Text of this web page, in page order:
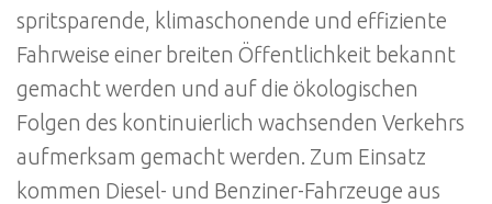
spritsparende, klimaschonende und effiziente
Fahrweise einer breiten Öffentlichkeit bekannt
gemacht werden und auf die ökologischen
Folgen des kontinuierlich wachsenden Verkehrs
aufmerksam gemacht werden. Zum Einsatz
kommen Diesel- und Benziner-Fahrzeuge aus